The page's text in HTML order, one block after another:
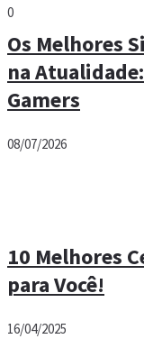
atualmente!
na
Gamers
08/07/2026